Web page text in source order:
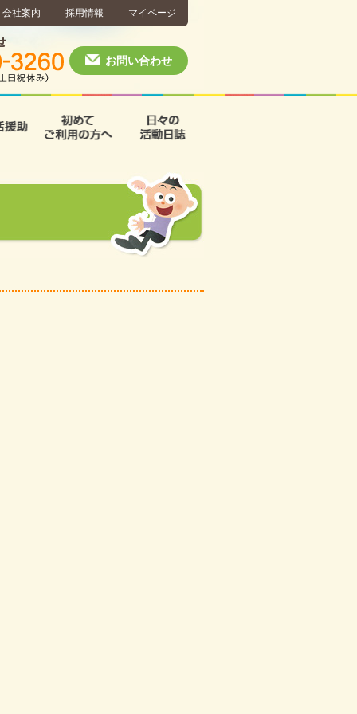
会社案内 採用情報 マイページ
個別相談・お問い合わせ
お問い合わせ